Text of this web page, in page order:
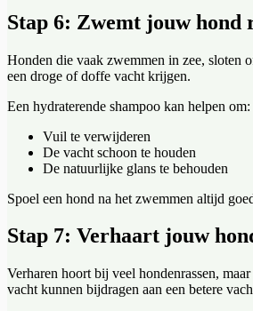
Stap 6: Zwemt jouw hond
Honden die vaak zwemmen in zee, sloten
een droge of doffe vacht krijgen.
Een hydraterende shampoo kan helpen om:
Vuil te verwijderen
De vacht schoon te houden
De natuurlijke glans te behouden
Spoel een hond na het zwemmen altijd
Stap 7: Verhaart jouw
Verharen hoort bij veel hondenrassen,
vacht kunnen bijdragen aan een betere